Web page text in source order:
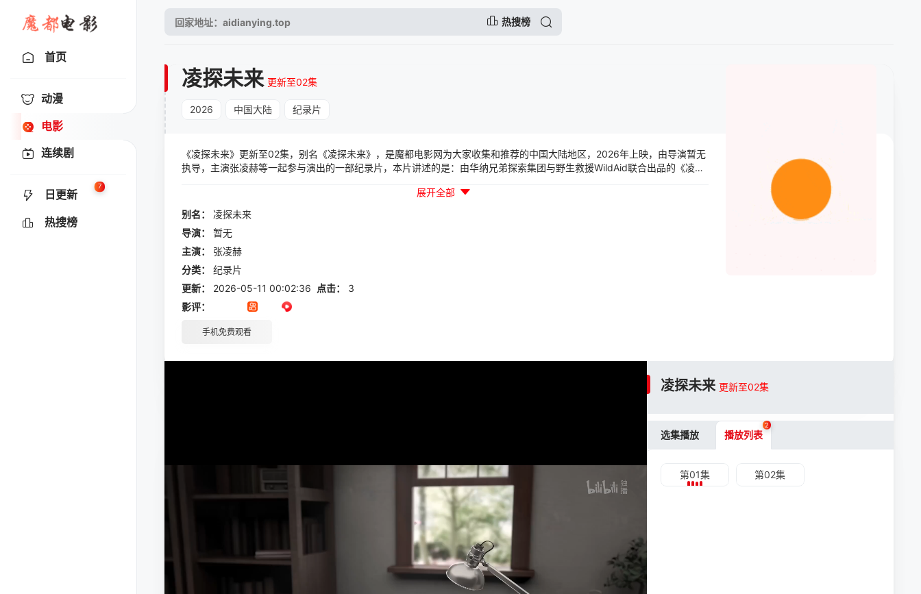
热搜榜
首页
动漫
电影
连续剧
日更新
7
热搜榜
凌探未来 更新至02集
2026 中国大陆 纪录片
《凌探未来》更新至02集，别名《凌探未来》，是魔都电影网为大家收集和推荐的中国大陆地区，2026年上映，由导演暂无
执导，主演张凌赫等一起参与演出的一部纪录片，本片讲述的是：由华纳兄弟探索集团与野生救援WildAid联合出品的《凌探
展开全部
别名：
凌探未来
导演：
暂无
主演：
张凌赫
分类：
纪录片
更新：
2026-05-11 00:02:36 点击：
3
影评：
手机免费观看
凌探未来 更新至02集
选集播放 播放列表
2
第01集 第02集